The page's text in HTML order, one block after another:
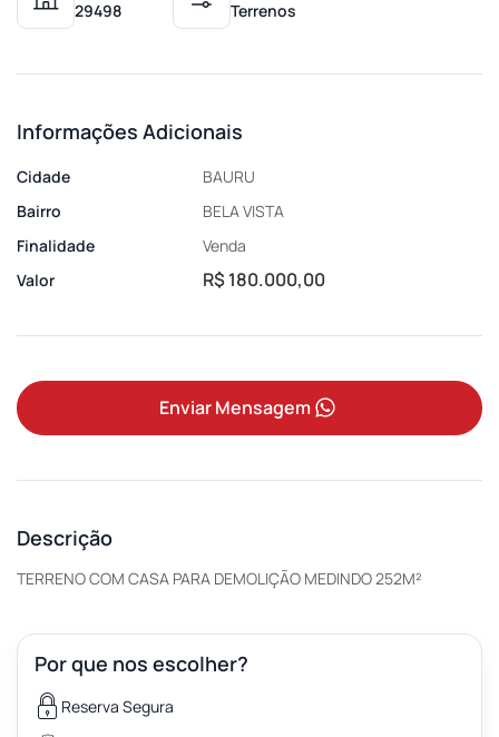
29498
Terrenos
Informações Adicionais
Cidade
BAURU
Bairro
BELA VISTA
Finalidade
Venda
Valor
R$ 180.000,00
Enviar Mensagem
Descrição
TERRENO COM CASA PARA DEMOLIÇÃO MEDINDO 252M²
Por que nos escolher?
Reserva Segura